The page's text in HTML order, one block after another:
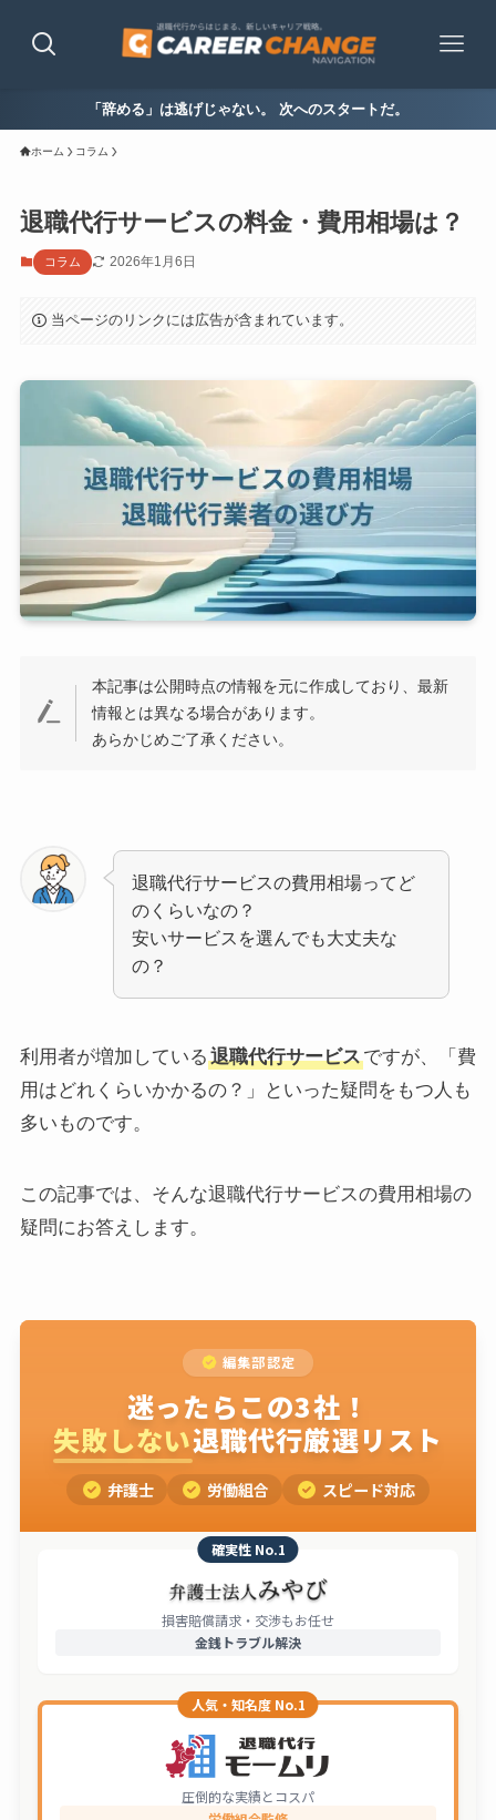
「辞める」は逃げじゃない。 次へのスタートだ。
ホーム コラム
退職代行サービスの料金・費用相場は？
コラム 2026年1月6日
当ページのリンクには広告が含まれています。
本記事は公開時点の情報を元に作成しており、最新
情報とは異なる場合があります。
あらかじめご了承ください。
退職代行サービスの費用相場ってど
のくらいなの？
安いサービスを選んでも大丈夫な
の？
利用者が増加している 退職代行サービスですが、「費
用はどれくらいかかるの？」といった疑問をもつ人も
多いものです。
この記事では、そんな退職代行サービスの費用相場の
疑問にお答えします。
編集部認定
迷ったらこの3社！
失敗しない退職代行厳選リスト
弁護士 労働組合 スピード対応
確実性 No.1
損害賠償請求・交渉もお任せ
金銭トラブル解決
人気・知名度 No.1
圧倒的な実績とコスパ